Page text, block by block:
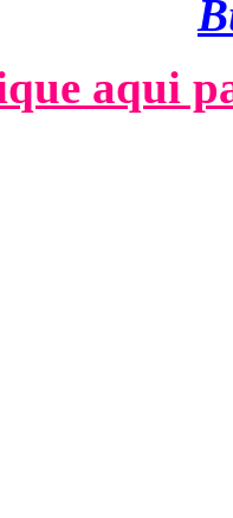
aqui